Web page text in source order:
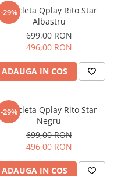
-29%
Tricicleta Qplay Rito Star
Albastru
699,00 RON
496,00 RON
ADAUGA IN COS
-29%
Tricicleta Qplay Rito Star
Negru
699,00 RON
496,00 RON
ADAUGA IN COS